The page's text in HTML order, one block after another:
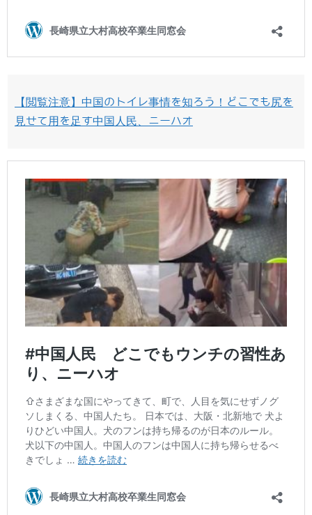
【閲覧注意】中国のトイレ事情を知ろう！どこでも尻を
見せて用を足す中国人民、ニーハオ